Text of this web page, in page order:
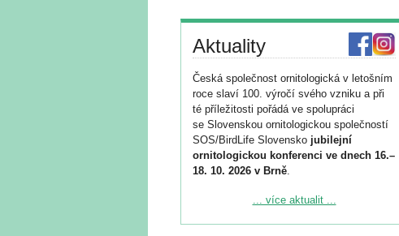
Aktuality
Česká společnost ornitologická v letošním
roce slaví 100. výročí svého vzniku a při
té příležitosti pořádá ve spolupráci
se Slovenskou ornitologickou společností
SOS/BirdLife Slovensko jubilejní
ornitologickou konferenci ve dnech 16.–
18. 10. 2026 v Brně.
Podrobnější informace ke konferenci
... více aktualit ...